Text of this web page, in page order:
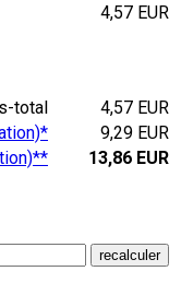
4,57 EUR
total
4,57 EUR
9,29 EUR
13,86 EUR